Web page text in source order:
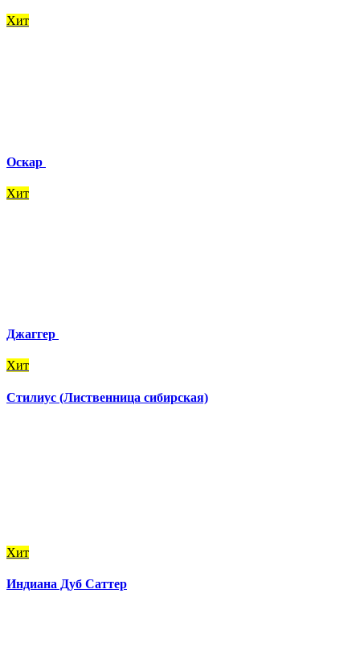
Хит
Оскар
Хит
Джаггер
Хит
Стилиус (Лиственница сибирская)
Хит
Индиана Дуб Саттер